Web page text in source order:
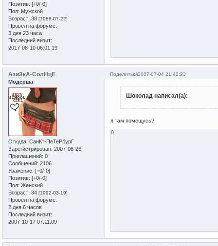
Позитив: [+0/-0]
Пол: Мужской
Возраст: 38 [1988-07-22]
Провел на форуме:
3 дня 23 часа
Последний визит:
2017-08-10 06:01:19
Поделиться2007-07-04 21:42:23
АзиЗкА-СолНцЕ
Модерша
Откуда: СанКт-ПеТеРбурГ
Зарегистрирован: 2007-06-26
Приглашений: 0
Сообщений: 2106
Уважение: [+0/-0]
Позитив: [+0/-0]
Пол: Женский
Возраст: 34 [1992-03-19]
Провел на форуме:
2 дня 6 часов
Последний визит:
2007-10-17 07:11:09
Шоколад написал(а):
я там помещусь?
0